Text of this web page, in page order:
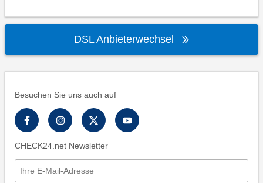
Besuchen Sie uns auch auf
CHECK24.net Newsletter
DSL Anbieterwechsel